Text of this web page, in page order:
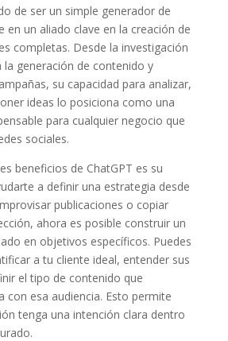
de ser un simple generador de
en un aliado clave en la creación de
completas. Desde la investigación
la generación de contenido y
su capacidad para analizar,
ideas lo posiciona como una
para cualquier negocio que
sociales.
beneficios de ChatGPT es su
a definir una estrategia desde
publicaciones o copiar
ahora es posible construir un
en objetivos específicos. Puedes
a tu cliente ideal, entender sus
el tipo de contenido que
con esa audiencia. Esto permite
tenga una intención clara dentro